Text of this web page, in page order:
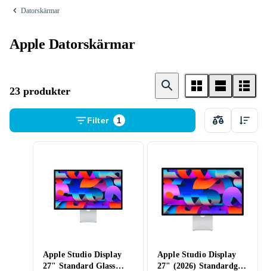
Datorskärmar
Apple Datorskärmar
23 produkter
Filter 1
Apple Studio Display
27" Standard Glass
Apple Studio Display
27" (2026) Standardglas